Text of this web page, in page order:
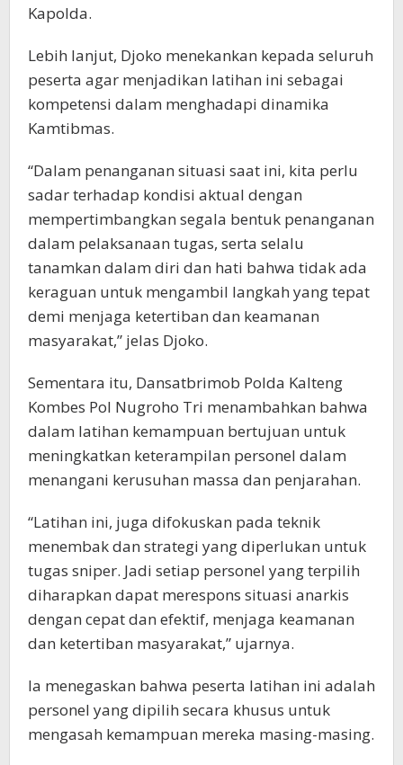
Kapolda.
Lebih lanjut, Djoko menekankan kepada seluruh
peserta agar menjadikan latihan ini sebagai
kompetensi dalam menghadapi dinamika
Kamtibmas.
“Dalam penanganan situasi saat ini, kita perlu
sadar terhadap kondisi aktual dengan
mempertimbangkan segala bentuk penanganan
dalam pelaksanaan tugas, serta selalu
tanamkan dalam diri dan hati bahwa tidak ada
keraguan untuk mengambil langkah yang tepat
demi menjaga ketertiban dan keamanan
masyarakat,” jelas Djoko.
Sementara itu, Dansatbrimob Polda Kalteng
Kombes Pol Nugroho Tri menambahkan bahwa
dalam latihan kemampuan bertujuan untuk
meningkatkan keterampilan personel dalam
menangani kerusuhan massa dan penjarahan.
“Latihan ini, juga difokuskan pada teknik
menembak dan strategi yang diperlukan untuk
tugas sniper. Jadi setiap personel yang terpilih
diharapkan dapat merespons situasi anarkis
dengan cepat dan efektif, menjaga keamanan
dan ketertiban masyarakat,” ujarnya.
Ia menegaskan bahwa peserta latihan ini adalah
personel yang dipilih secara khusus untuk
mengasah kemampuan mereka masing-masing.